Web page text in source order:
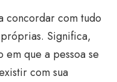
concordar com tudo
Significa,
que a pessoa se
com sua